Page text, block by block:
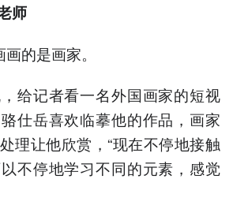
师
的是画家。
给记者看一名外国画家的短视
仕岳喜欢临摹他的作品，画家
理让他欣赏，“现在不停地接触
不停地学习不同的元素，感觉